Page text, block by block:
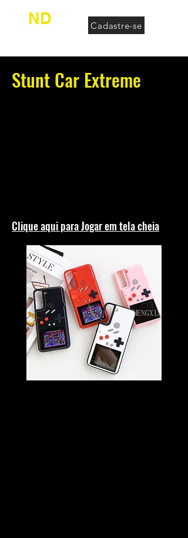
ND Cadastre-se
Stunt Car Extreme
Clique aqui para Jogar em tela cheia